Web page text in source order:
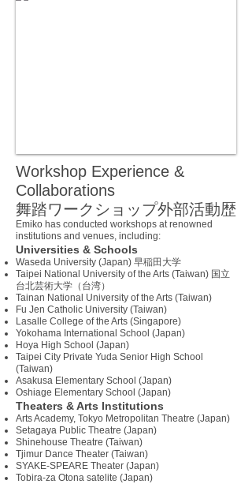
Workshop Experience &
Collaborations
舞踏ワークショップ外部活動歴
Emiko has conducted workshops at renowned
institutions and venues, including:
Universities & Schools
Waseda University (Japan) 早稲田大学
Taipei National University of the Arts (Taiwan) 国立
台北芸術大学（台湾）
Tainan National University of the Arts (Taiwan)
Fu Jen Catholic University (Taiwan)
Lasalle College of the Arts (Singapore)
Yokohama International School (Japan)
Hoya High School (Japan)
Taipei City Private Yuda Senior High School
(Taiwan)
Asakusa Elementary School (Japan)
Oshiage Elementary School (Japan)
Theaters & Arts Institutions
Arts Academy, Tokyo Metropolitan Theatre (Japan)
Setagaya Public Theatre (Japan)
Shinehouse Theatre (Taiwan)
Tjimur Dance Theater (Taiwan)
SYAKE-SPEARE Theater (Japan)
Tobira-za Otona satelite (Japan)